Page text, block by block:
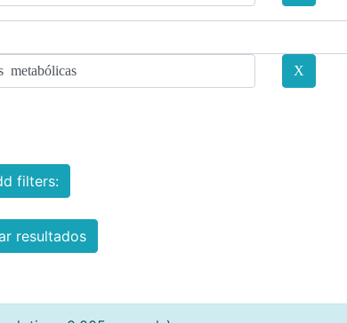
filters:
resultados